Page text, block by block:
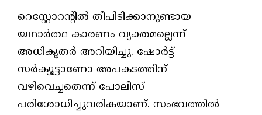
​റെസ്റ്റോറന്റിൽ തീപിടിക്കാനുണ്ടായ
യഥാർത്ഥ കാരണം വ്യക്തമല്ലെന്ന്
അധികൃതർ അറിയിച്ചു. ഷോർട്ട്
സർക്യൂട്ടാണോ അപകടത്തിന്
വഴിവെച്ചതെന്ന് പോലീസ്
പരിശോധിച്ചുവരികയാണ്. സംഭവത്തിൽ